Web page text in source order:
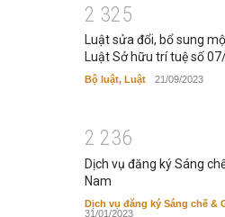
2 325
Luật sửa đổi, bổ sung
Luật Sở hữu trí tuệ số
Bộ luật, Luật 21/09/2023
2 236
Dịch vụ đăng ký Sáng
Nam
Dịch vụ đăng ký Sáng chế &
31/01/2023